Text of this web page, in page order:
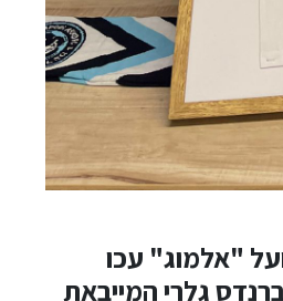
"אלמוג" עכו
גלרי המייבאת